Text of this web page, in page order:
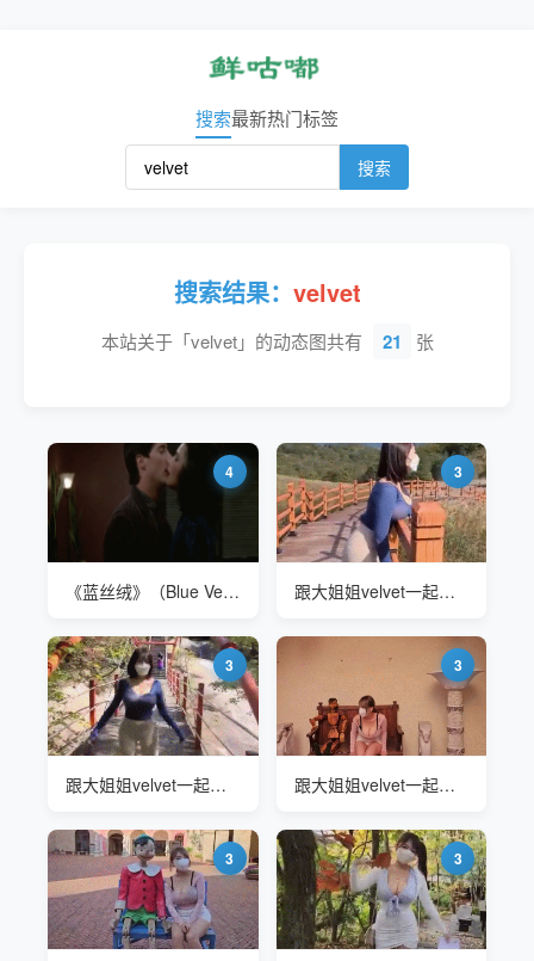
搜索最新热门标签
搜索
搜索结果： velvet
本站关于「velvet」的动态图共有 21 张
4
《蓝丝绒》（Blue Velvet）1986 伊莎贝拉·罗西里尼(Isabella Rossellini)
3
跟大姐姐velvet一起爬山
3
跟大姐姐velvet一起爬山
3
跟大姐姐velvet一起来欣赏意大利村庄风光吧
3 3